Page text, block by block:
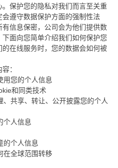
保护您的隐私对我们而言至关重
遵守数据保护方面的强制性法
信息保密，公司会为他们提供数
面向您简单介绍我们如何保护您
在线服务时，您的数据会如何被
：
用您的个人信息
和同类技术
、共享、转让、公开披露您的个人
个人信息
的个人信息
在全球范围转移